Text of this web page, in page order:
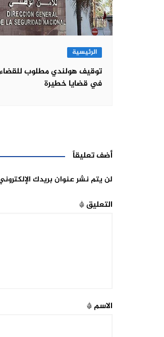
الرئيسية
توقيف هولندي مطلوب
في قضايا خطيرة
أضف تعليقاً
لن يتم نشر عنوان بريدك
التعليق*
الاسم*